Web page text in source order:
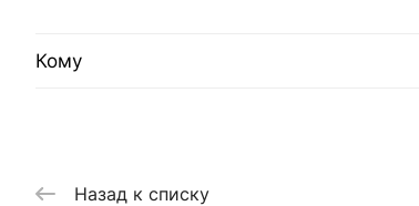
Кому
Назад к списку